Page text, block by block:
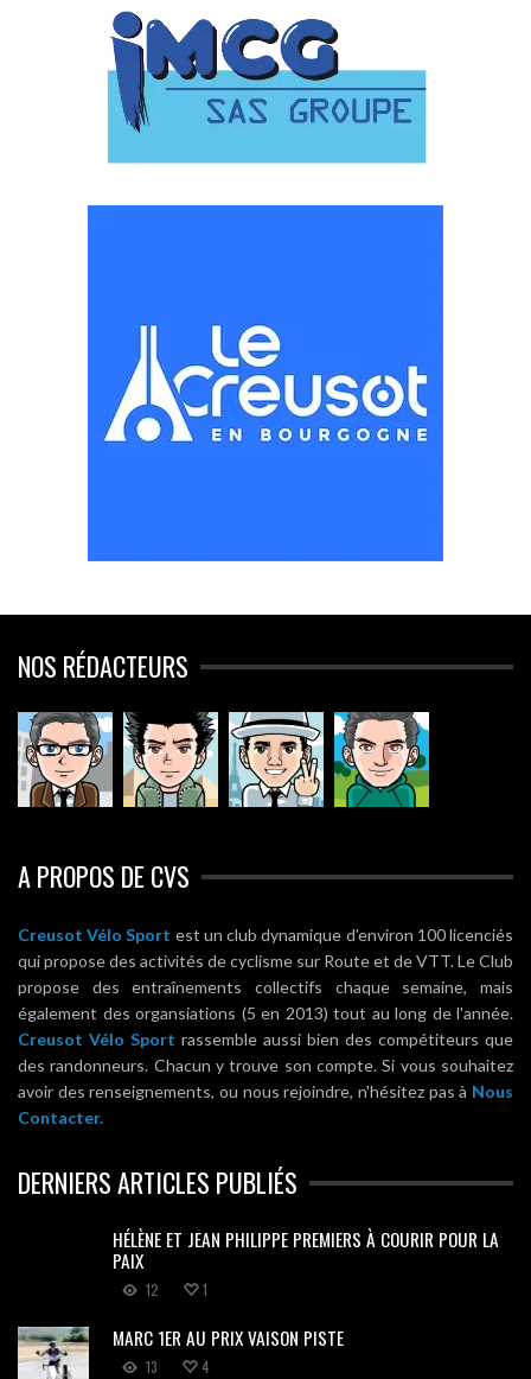
NOS RÉDACTEURS
A PROPOS DE CVS
Creusot Vélo Sport est un club dynamique d'environ 100 licenciés
qui propose des activités de cyclisme sur Route et de VTT. Le Club
propose des entraînements collectifs chaque semaine, mais
également des organsiations (5 en 2013) tout au long de l'année.
Creusot Vélo Sport rassemble aussi bien des compétiteurs que
des randonneurs. Chacun y trouve son compte. Si vous souhaitez
avoir des renseignements, ou nous rejoindre, n'hésitez pas à Nous
Contacter.
DERNIERS ARTICLES PUBLIÉS
HÉLÈNE ET JEAN PHILIPPE PREMIERS À COURIR POUR LA
PAIX
12 1
MARC 1ER AU PRIX VAISON PISTE
13 4